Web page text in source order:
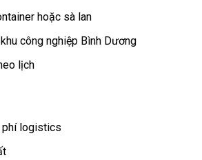
hoặc sà lan
công nghiệp Bình Dương
lịch
phí logistics